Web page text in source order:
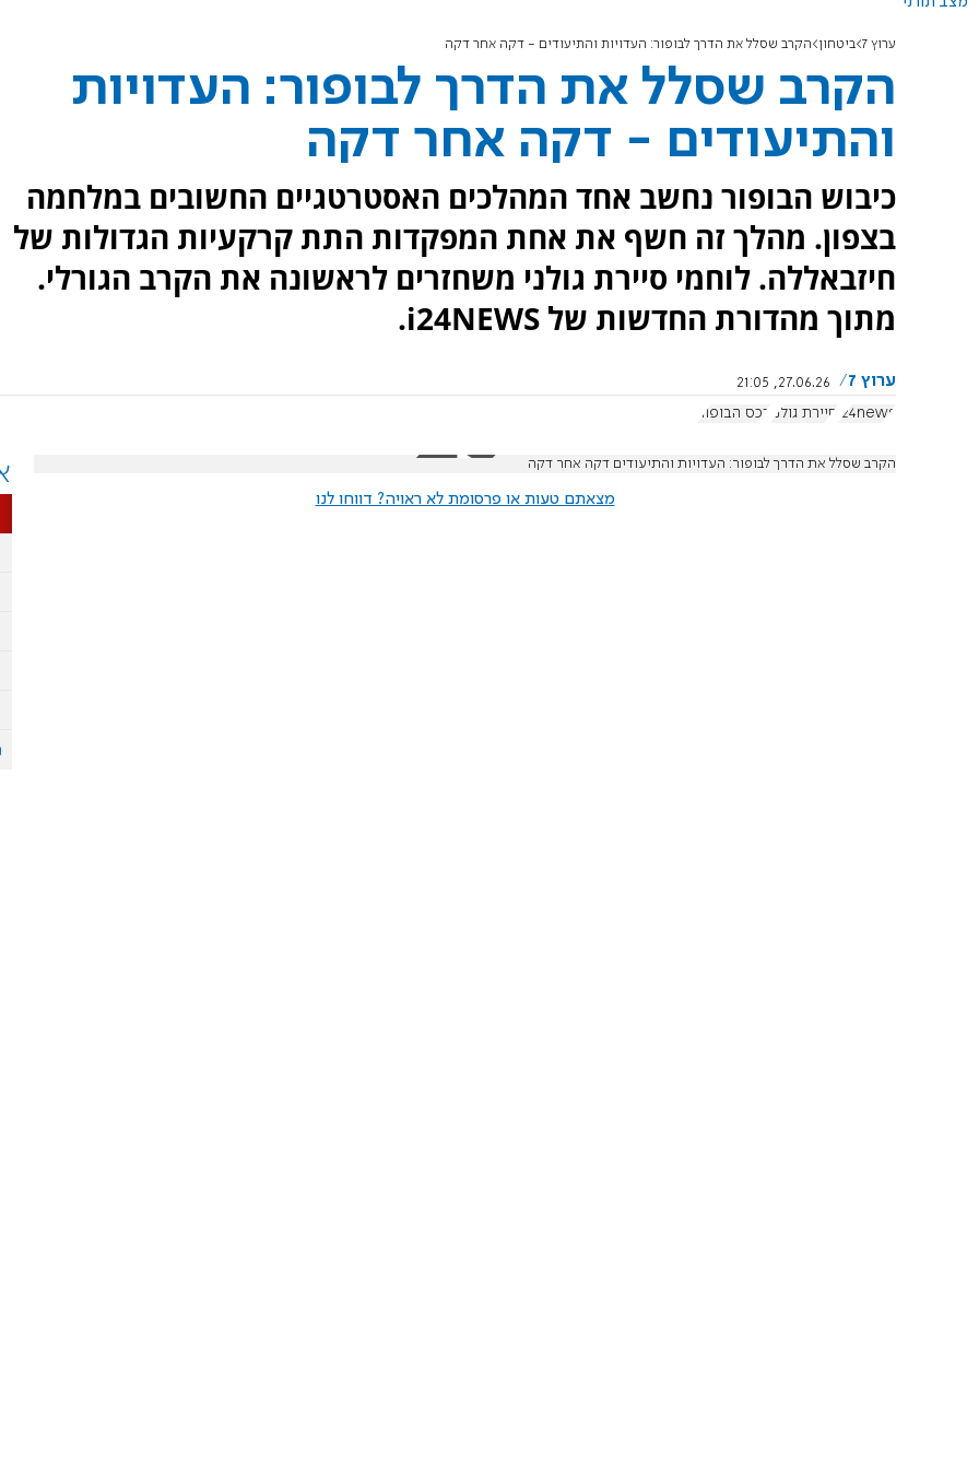
ערוץ 7 ביטחון הקרב שסלל את הדרך לבופור: העדויות והתיעודים - דקה אחר דקה
הקרב שסלל את הדרך לבופור: העדויות
והתיעודים - דקה אחר דקה
כיבוש הבופור נחשב אחד המהלכים האסטרטגיים החשובים במלחמה
בצפון. מהלך זה חשף את אחת המפקדות התת קרקעיות הגדולות של
חיזבאללה. לוחמי סיירת גולני משחזרים לראשונה את הקרב הגורלי.
מתוך מהדורת החדשות של i24NEWS.
ערוץ 7
27.06.26, 21:05
i24news סיירת גולני רכס הבופור
הקרב שסלל את הדרך לבופור: העדויות והתיעודים דקה אחר דקה
מצאתם טעות או פרסומת לא ראויה? דווחו לנו